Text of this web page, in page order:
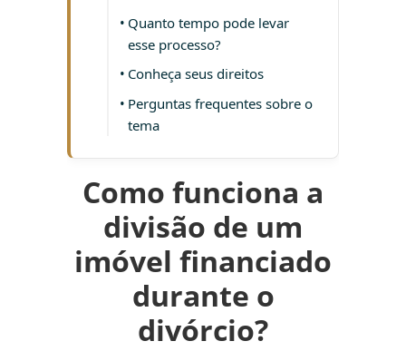
Quanto tempo pode levar
esse processo?
Conheça seus direitos
Perguntas frequentes sobre o
tema
Como funciona a
divisão de um
imóvel financiado
durante o
divórcio?